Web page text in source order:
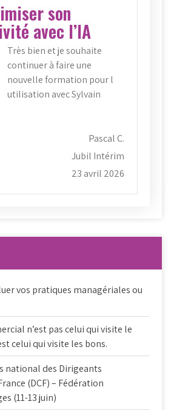
son
avec l’IA
Très bien et je souhaite
continuer à faire une
nouvelle formation pour l
utilisation avec Sylvain
Pascal C.
Jubil Intérim
23 avril 2026
vos pratiques managériales ou
n’est pas celui qui visite le
celui qui visite les bons.
national des Dirigeants
(DCF) – Fédération
(11-13 juin)